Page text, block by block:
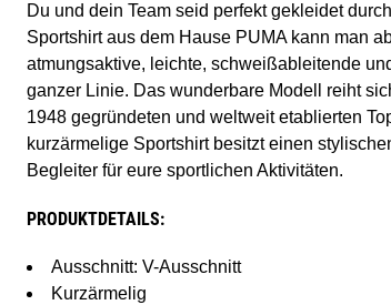
Du und dein Team seid perfekt gekleidet
Sportshirt aus dem Hause PUMA kann man
atmungsaktive, leichte, schweißableitende
ganzer Linie. Das wunderbare Modell reiht
1948 gegründeten und weltweit etablierten
kurzärmelige Sportshirt besitzt einen
Begleiter für eure sportlichen Aktivitäten.
PRODUKTDETAILS:
Ausschnitt: V-Ausschnitt
Kurzärmelig